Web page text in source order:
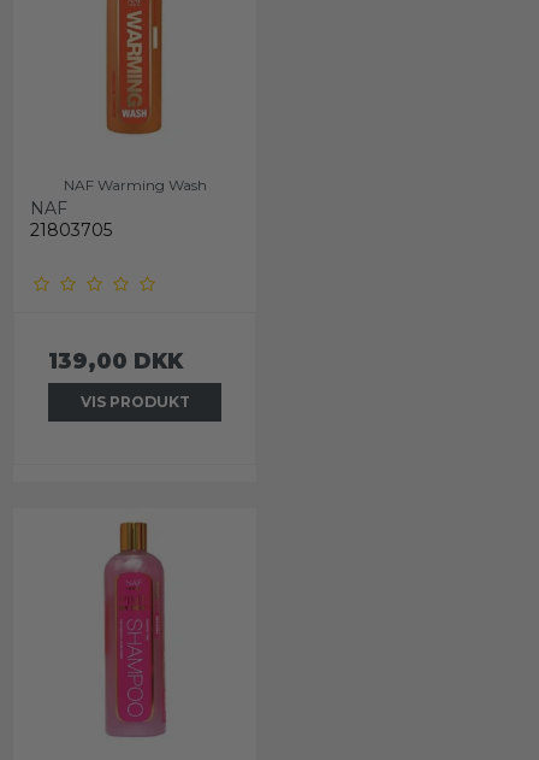
NAF Warming Wash
NAF
21803705
139,00 DKK
VIS PRODUKT